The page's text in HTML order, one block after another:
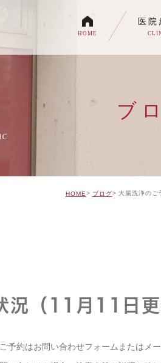
HOME
医院
ブ
HOME ブログ 大腸洗浄のご
況（11月11日更
予約はお問い合わせフォームまたはメ